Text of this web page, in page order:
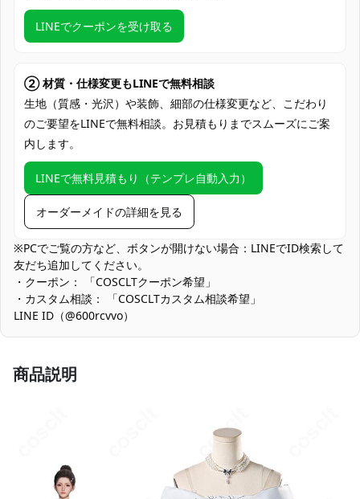
支払い方法
クレジットカード（VISA、Master、JCB、
discover、AMERICAN EXPRESS）、
使用場所
コミケ・即売会、アコスタなど屋外コスイ
ベ、スタジオ撮影会、ロケ撮影（夜景・星
空）、ハロウィン仮装、テーマパーティ
ー、SNS投稿・配信、コスプレステージ・
コスプレ対象
コスプレ愛好家、アニメや漫画、ゲームフ
ァン、出演者
収納方法
他の衣類と同じく、清潔に乾燥を保ち、鋭
い物によっての破れを避けてください。
商品状態
新品未使用
お手入れ方法
手洗いを推奨、日陰で乾燥、アイロンは低
温でかける
インナーの色が映る場合があります。同系色のインナー着用と屋
外撮影時のレフ管理を推奨します。
LINEでクーポンを受け取る
② 材質・仕様変更もLINEで無料相談
生地（質感・光沢）や装飾、細部の仕様変更など、こだわり
のご要望をLINEで無料相談。お見積もりまでスムーズにご案
内します。
LINEで無料見積もり（テンプレ自動入力）
オーダーメイドの詳細を見る
※PCでご覧の方など、ボタンが開けない場合：LINEでID検索して
友だち追加してください。
・クーポン： 「COSCLTクーポン希望」
・カスタム相談： 「COSCLTカスタム相談希望」
LINE ID（@600rcvvo）
商品説明